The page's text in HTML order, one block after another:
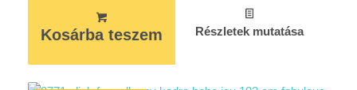
Kosárba teszem Részletek mutatása